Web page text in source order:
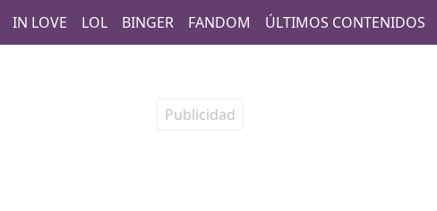
IN LOVE LOL BINGER FANDOM ÚLTIMOS CONTENIDOS